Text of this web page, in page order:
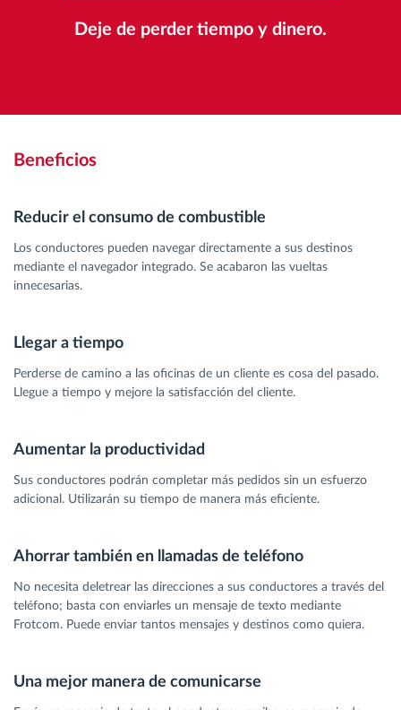
Deje de perder tiempo y dinero.
Beneficios
Reducir el consumo de combustible
Los conductores pueden navegar directamente a sus destinos
mediante el navegador integrado. Se acabaron las vueltas
innecesarias.
Llegar a tiempo
Perderse de camino a las oficinas de un cliente es cosa del pasado.
Llegue a tiempo y mejore la satisfacción del cliente.
Aumentar la productividad
Sus conductores podrán completar más pedidos sin un esfuerzo
adicional. Utilizarán su tiempo de manera más eficiente.
Ahorrar también en llamadas de teléfono
No necesita deletrear las direcciones a sus conductores a través del
teléfono; basta con enviarles un mensaje de texto mediante
Frotcom. Puede enviar tantos mensajes y destinos como quiera.
Una mejor manera de comunicarse